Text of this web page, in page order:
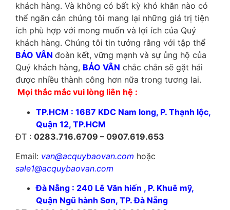
khách hàng. Và không có bất kỳ khó khăn nào có
thể ngăn cản chúng tôi mang lại những giá trị tiện
ích phù hợp với mong muốn và lợi ích của Quý
khách hàng. Chúng tôi tin tưởng rằng với tập thể
BẢO VÂN đoàn kết, vững mạnh và sự ủng hộ của
Quý khách hàng, BẢO VÂN chắc chắn sẽ gặt hái
được nhiều thành công hơn nữa trong tương lai.
Mọi thắc mắc vui lòng liên hệ :
TP.HCM : 16B7 KDC Nam long, P. Thạnh lộc,
Quận 12, TP.HCM
ĐT : 0283.716.6709 – 0907.619.653
Email: van@acquybaovan.com hoặc
sale1@acquybaovan.com
Đà Nẵng : 240 Lê Văn hiến , P. Khuê mỹ,
Quận Ngũ hành Sơn, TP. Đà Nẵng